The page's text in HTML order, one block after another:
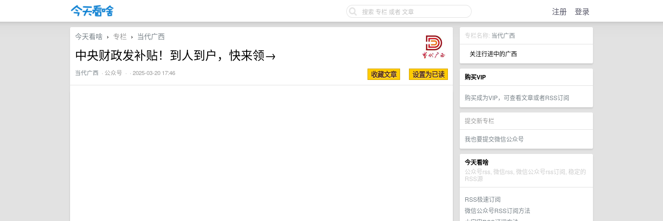
注册 登录
专栏名称: 当代广西
关注行进中的广西
购买VIP
购买成为VIP，可查看文章或者RSS订阅
提交新专栏
我也要提交微信公众号
今天看啥
公众号rss, 微信rss, 微信公众号rss订阅, 稳定的
RSS源
RSS极速订阅
微信公众号RSS订阅方法
今天看啥 › 专栏 › 当代广西
中央财政发补贴！到人到户，快来领→
当代广西 · 公众号 · · 2025-03-20 17:46